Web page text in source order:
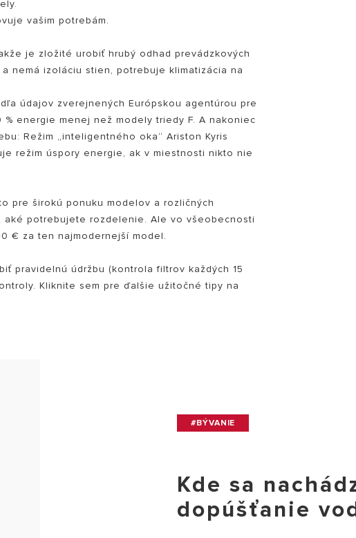
vašim potrebám.
je zložité urobiť hrubý odhad prevádzkových
nemá izoláciu stien, potrebuje klimatizácia na
údajov zverejnených Európskou agentúrou pre
energie menej než modely triedy F. A nakoniec
Režim „inteligentného oka“ Ariston Kyris
režim úspory energie, ak v miestnosti nikto nie
pre širokú ponuku modelov a rozličných
potrebujete rozdelenie. Ale vo všeobecnosti
€ za ten najmodernejší model.
pravidelnú údržbu (kontrola filtrov každých 15
Kliknite sem pre ďalšie užitočné tipy na
#BÝVANIE
Kde sa
dopúšťanie